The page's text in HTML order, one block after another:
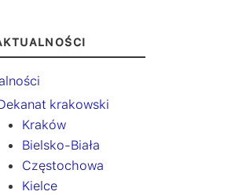
krakowski
Kraków
Bielsko-Biała
Częstochowa
Kielce